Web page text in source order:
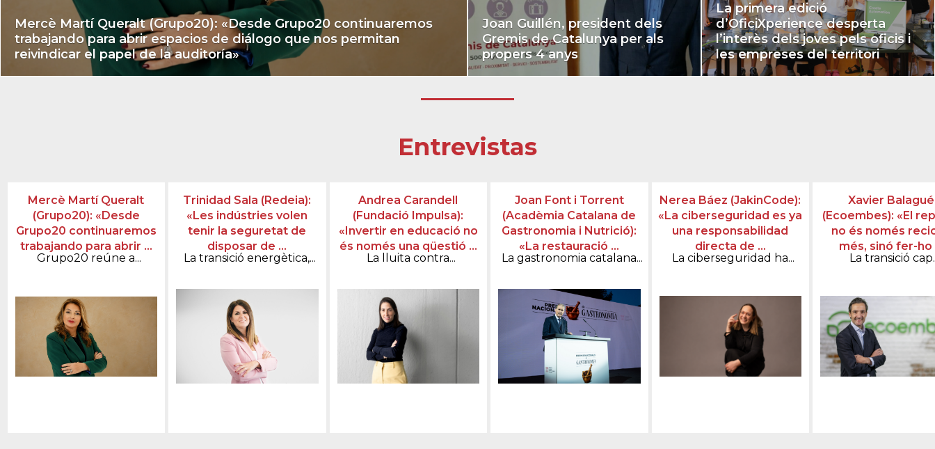
Mercè Martí Queralt (Grupo20): «Desde Grupo20 continuaremos
trabajando para abrir espacios de diálogo que nos permitan
reivindicar el papel de la auditoría»
Joan Guillén, president dels
Gremis de Catalunya per als
propers 4 anys
La primera edició
d’OficiXperience desperta
l’interès dels joves pels oficis i
les empreses del territori
Entrevistas
Mercè Martí Queralt
(Grupo20): «Desde
Grupo20 continuaremos
trabajando para abrir ...
Grupo20 reúne a...
Trinidad Sala (Redeia):
«Les indústries volen
tenir la seguretat de
disposar de ...
La transició energètica,...
Andrea Carandell
(Fundació Impulsa):
«Invertir en educació no
és només una qüestió ...
La lluita contra...
Joan Font i Torrent
(Acadèmia Catalana de
Gastronomia i Nutrició):
«La restauració ...
La gastronomia catalana...
Nerea Báez (JakinCode):
«La ciberseguridad es ya
una responsabilidad
directa de ...
La ciberseguridad ha...
Xavier Balagué
(Ecoembes): «El
no és només
més, sinó fer-ho
La transició